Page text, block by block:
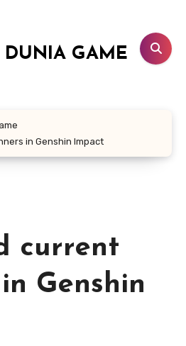
DUNIA GAME
in Genshin Impact
current
Genshin